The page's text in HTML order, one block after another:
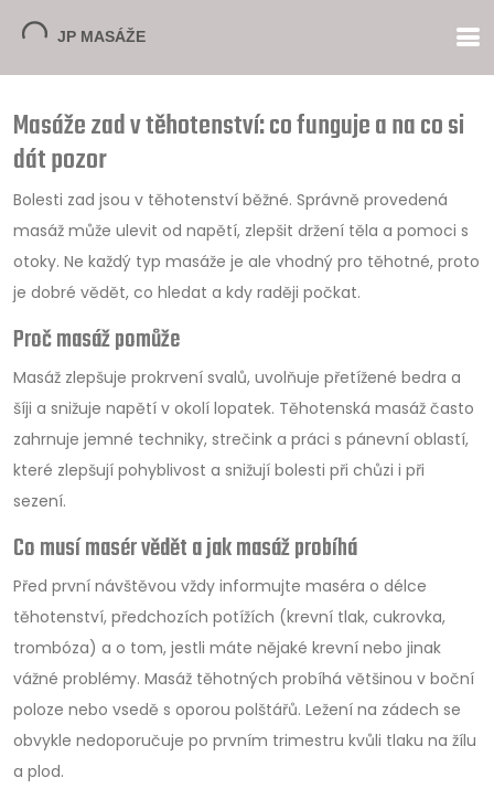
Masáže zad v těhotenství: co funguje a na co si
dát pozor
Bolesti zad jsou v těhotenství běžné. Správně provedená
masáž může ulevit od napětí, zlepšit držení těla a pomoci s
otoky. Ne každý typ masáže je ale vhodný pro těhotné, proto
je dobré vědět, co hledat a kdy raději počkat.
Proč masáž pomůže
Masáž zlepšuje prokrvení svalů, uvolňuje přetížené bedra a
šíji a snižuje napětí v okolí lopatek. Těhotenská masáž často
zahrnuje jemné techniky, strečink a práci s pánevní oblastí,
které zlepšují pohyblivost a snižují bolesti při chůzi i při
sezení.
Co musí masér vědět a jak masáž probíhá
Před první návštěvou vždy informujte maséra o délce
těhotenství, předchozích potížích (krevní tlak, cukrovka,
trombóza) a o tom, jestli máte nějaké krevní nebo jinak
vážné problémy. Masáž těhotných probíhá většinou v boční
poloze nebo vsedě s oporou polštářů. Ležení na zádech se
obvykle nedoporučuje po prvním trimestru kvůli tlaku na žílu
a plod.